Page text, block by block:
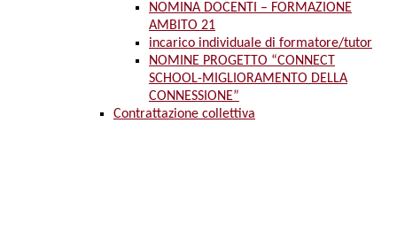
NOMINA DOCENTI – FORMAZIONE
AMBITO 21
incarico individuale di formatore/tutor
NOMINE PROGETTO “CONNECT
SCHOOL-MIGLIORAMENTO DELLA
CONNESSIONE”
Contrattazione collettiva